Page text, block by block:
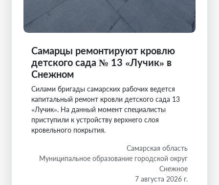
Самарцы ремонтируют кровлю
детского сада № 13 «Лучик» в
Снежном
Силами бригады самарских рабочих ведется
капитальный ремонт кровли детского сада 13
«Лучик». На данный момент специалисты
приступили к устройству верхнего слоя
кровельного покрытия.
Самарская область
Муниципальное образование городской округ
Снежное
7 августа 2026 г.